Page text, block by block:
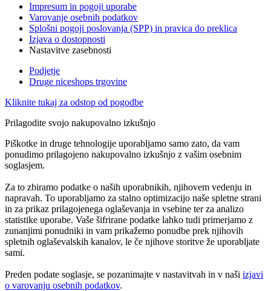
Impresum in pogoji uporabe
Varovanje osebnih podatkov
Splošni pogoji poslovanja (SPP) in pravica do preklica
Izjava o dostopnosti
Nastavitve zasebnosti
Podjetje
Druge niceshops trgovine
Kliknite tukaj za odstop od pogodbe
Prilagodite svojo nakupovalno izkušnjo
Piškotke in druge tehnologije uporabljamo samo zato, da vam
ponudimo prilagojeno nakupovalno izkušnjo z vašim osebnim
soglasjem.
Za to zbiramo podatke o naših uporabnikih, njihovem vedenju in
napravah. To uporabljamo za stalno optimizacijo naše spletne strani
in za prikaz prilagojenega oglaševanja in vsebine ter za analizo
statistike uporabe. Vaše šifrirane podatke lahko tudi primerjamo z
zunanjimi ponudniki in vam prikažemo ponudbe prek njihovih
spletnih oglaševalskih kanalov, le če njihove storitve že uporabljate
sami.
Preden podate soglasje, se pozanimajte v nastavitvah in v naši izjavi
o varovanju osebnih podatkov.